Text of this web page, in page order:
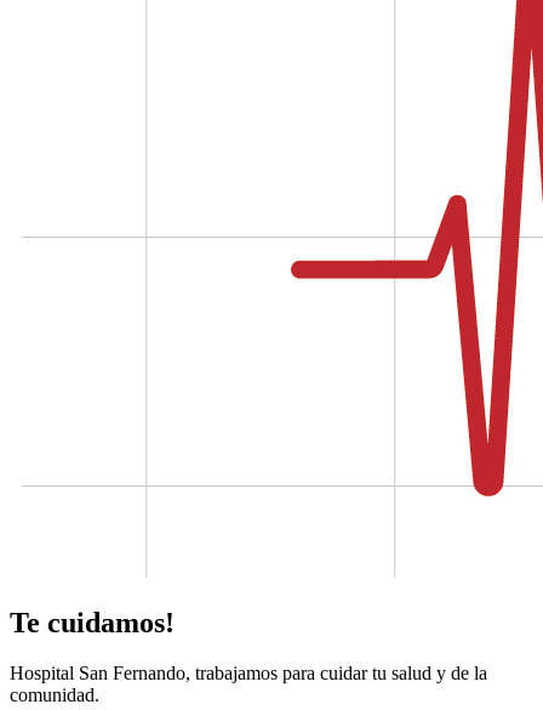
Te cuidamos!
Hospital San Fernando, trabajamos para cuidar tu salud y de la
comunidad.